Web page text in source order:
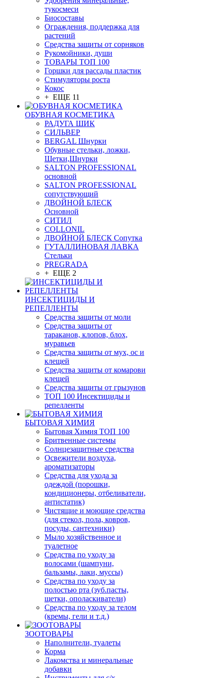
тукосмеси
Биосоставы
Ограждения, поддержка для
растений
Средства защиты от сорняков
Рукомойники, души
ТОВАРЫ ТОП 100
Горшки для рассады пластик
Стимуляторы роста
Кокос
+ ЕЩЕ 11
ОБУВНАЯ КОСМЕТИКА
РАДУГА ШИК
СИЛЬВЕР
BERGAL Шнурки
Обувные стельки, ложки,
Щетки,Шнурки
SALTON PROFESSIONAL
основной
SALTON PROFESSIONAL
сопутствующий
ДВОЙНОЙ БЛЕСК
Основной
СИТИЛ
COLLONIL
ДВОЙНОЙ БЛЕСК Сопутка
ГУТАЛЛИНОВАЯ ЛАВКА
Стельки
PREGRADA
+ ЕЩЕ 2
ИНСЕКТИЦИДЫ И
РЕПЕЛЛЕНТЫ
Средства защиты от моли
Средства защиты от
тараканов, клопов, блох,
муравьев
Средства защиты от мух, ос и
клещей
Средства защиты от комарови
клещей
Средства защиты от грызунов
ТОП 100 Инсектициды и
репелленты
БЫТОВАЯ ХИМИЯ
Бытовая Химия ТОП 100
Бритвенные системы
Солнцезащитные средства
Освежители воздуха,
ароматизаторы
Средства для ухода за
одеждой (порошки,
кондиционеры, отбеливатели,
антистатик)
Чистящие и моющие средства
(для стекол, пола, ковров,
посуды, сантехники)
Мыло хозяйственное и
туалетное
Средства по уходу за
волосами (шампуни,
бальзамы, лаки, муссы)
Средства по уходу за
полостью рта (зуб.пасты,
щетки, ополаскиватели)
Средства по уходу за телом
(кремы, гели и т.д.)
ЗООТОВАРЫ
Наполнители, туалеты
Корма
Лакомства и минеральные
добавки